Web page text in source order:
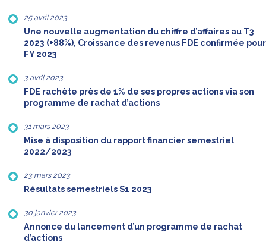
25 avril 2023
Une nouvelle augmentation du chiffre d’affaires au T3
2023 (+88%), Croissance des revenus FDE confirmée pour
FY 2023
3 avril 2023
FDE rachète près de 1% de ses propres actions via son
programme de rachat d’actions
31 mars 2023
Mise à disposition du rapport financier semestriel
2022/2023
23 mars 2023
Résultats semestriels S1 2023
30 janvier 2023
Annonce du lancement d’un programme de rachat
d’actions